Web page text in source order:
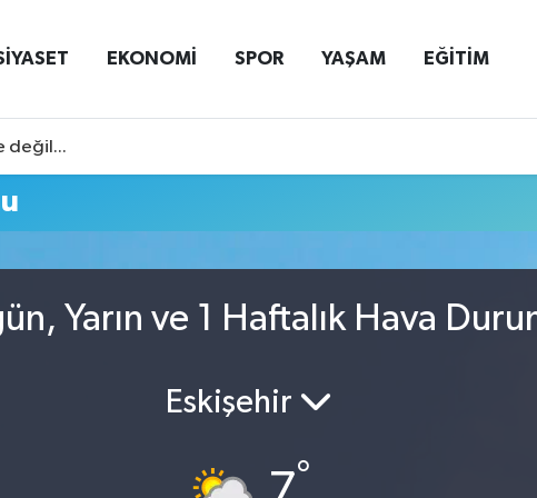
EKONOMİ SPOR YAŞAM EĞİTİM
değil...
Yarın ve 1 Haftalık Hava
Eskişehir
°